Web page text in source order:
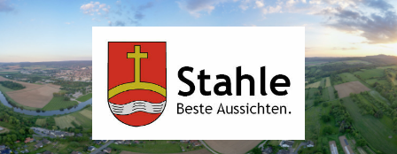
Skip
to
Skip
to
navigation
Skip
to